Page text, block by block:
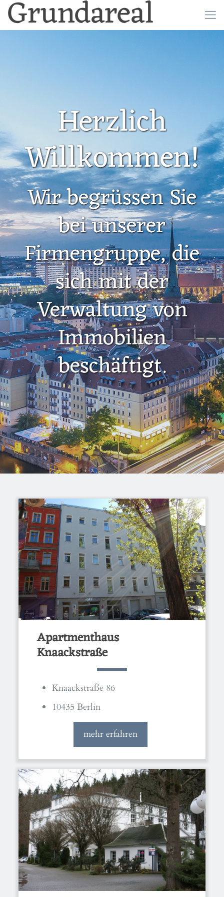
Grundareal
Herzlich
Willkommen!
Wir begrüssen Sie
bei unserer
Firmengruppe, die
sich mit der
Verwaltung von
Immobilien
beschäftigt.
Apartmenthaus
Knaackstraße
Knaackstraße 86
10435 Berlin
mehr erfahren